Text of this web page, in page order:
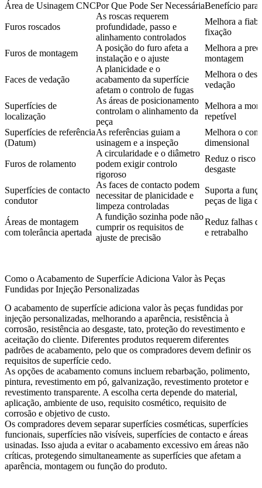
Área de Usinagem CNCPor Que Pode Ser NecessáriaBenefício para
Furos roscados
As roscas requerem
profundidade, passo e
alinhamento controlados
Melhora a
fixação
Furos de montagem
A posição do furo afeta a
instalação e o ajuste
Melhora a
montagem
Faces de vedação
A planicidade e o
acabamento da superfície
afetam o controlo de fugas
Melhora o
vedação
Superfícies de
localização
As áreas de posicionamento
controlam o alinhamento da
peça
Melhora a
repetível
Superfícies de referência
(Datum)
As referências guiam a
usinagem e a inspeção
Melhora o
dimensional
Furos de rolamento
A circularidade e o diâmetro
podem exigir controlo
rigoroso
Reduz o risco
desgaste
Superfícies de contacto
condutor
As faces de contacto podem
necessitar de planicidade e
limpeza controladas
Suporta a
peças de liga
Áreas de montagem
com tolerância apertada
A fundição sozinha pode não
cumprir os requisitos de
ajuste de precisão
Reduz falhas
e retrabalho
Como o Acabamento de Superfície Adiciona Valor às Peças
Fundidas por Injeção Personalizadas
O acabamento de superfície adiciona valor às peças fundidas por
injeção personalizadas, melhorando a aparência, resistência à
corrosão, resistência ao desgaste, tato, proteção do revestimento e
aceitação do cliente. Diferentes produtos requerem diferentes
padrões de acabamento, pelo que os compradores devem definir os
requisitos de superfície cedo.
As opções de acabamento comuns incluem rebarbação, polimento,
pintura, revestimento em pó, galvanização, revestimento protetor e
revestimento transparente. A escolha certa depende do material,
aplicação, ambiente de uso, requisito cosmético, requisito de
corrosão e objetivo de custo.
Os compradores devem separar superfícies cosméticas, superfícies
funcionais, superfícies não visíveis, superfícies de contacto e áreas
usinadas. Isso ajuda a evitar o acabamento excessivo em áreas não
críticas, protegendo simultaneamente as superfícies que afetam a
aparência, montagem ou função do produto.